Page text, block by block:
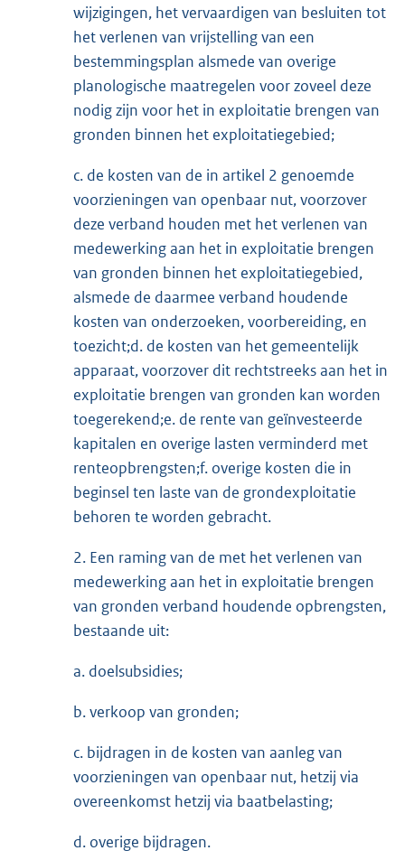
wijzigingen, het vervaardigen van besluiten tot
het verlenen van vrijstelling van een
bestemmingsplan alsmede van overige
planologische maatregelen voor zoveel deze
nodig zijn voor het in exploitatie brengen van
gronden binnen het exploitatiegebied;
c. de kosten van de in artikel 2 genoemde
voorzieningen van openbaar nut, voorzover
deze verband houden met het verlenen van
medewerking aan het in exploitatie brengen
van gronden binnen het exploitatiegebied,
alsmede de daarmee verband houdende
kosten van onderzoeken, voorbereiding, en
toezicht;d. de kosten van het gemeentelijk
apparaat, voorzover dit rechtstreeks aan het in
exploitatie brengen van gronden kan worden
toegerekend;e. de rente van geïnvesteerde
kapitalen en overige lasten verminderd met
renteopbrengsten;f. overige kosten die in
beginsel ten laste van de grondexploitatie
behoren te worden gebracht.
2. Een raming van de met het verlenen van
medewerking aan het in exploitatie brengen
van gronden verband houdende opbrengsten,
bestaande uit:
a. doelsubsidies;
b. verkoop van gronden;
c. bijdragen in de kosten van aanleg van
voorzieningen van openbaar nut, hetzij via
overeenkomst hetzij via baatbelasting;
d. overige bijdragen.